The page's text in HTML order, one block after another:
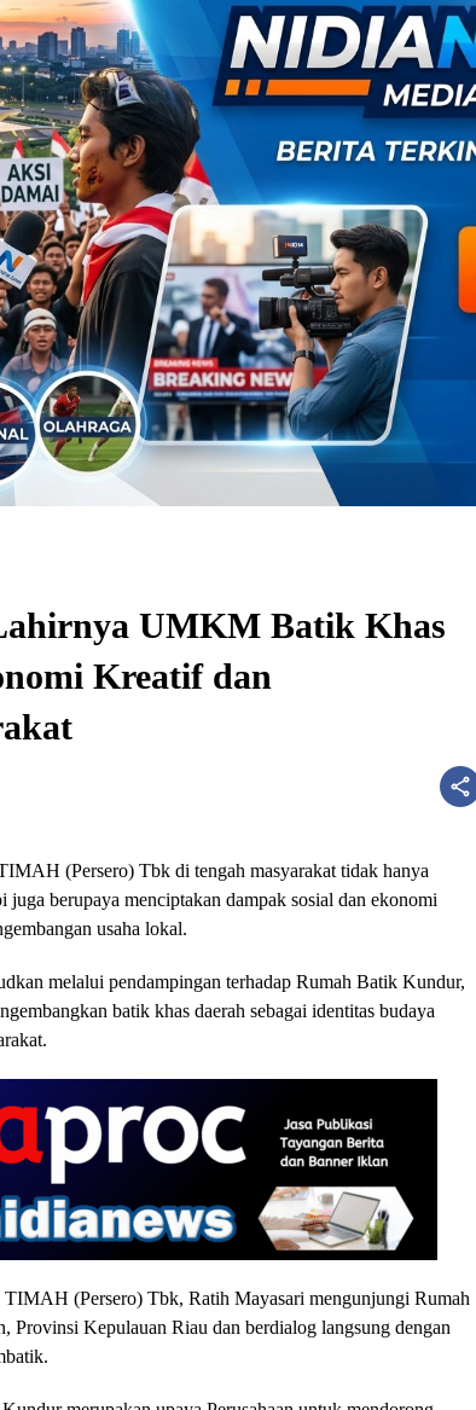
UMKM Batik Khas
Kreatif dan
(Persero) Tbk di tengah masyarakat tidak hanya
juga berupaya menciptakan dampak sosial dan ekonomi
usaha lokal.
melalui pendampingan terhadap Rumah Batik Kundur,
batik khas daerah sebagai identitas budaya
(Persero) Tbk, Ratih Mayasari mengunjungi Rumah
Kepulauan Riau dan berdialog langsung dengan